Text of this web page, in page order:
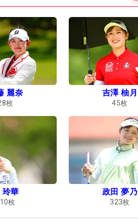
麗奈
枚
吉澤 柚月
45枚
玲華
枚
政田 夢乃
323枚